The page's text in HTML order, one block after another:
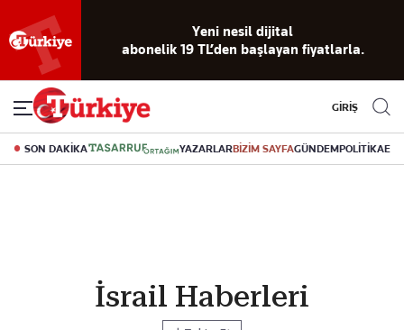
Yeni nesil dijital
abonelik 19 TL’den başlayan fiyatlarla.
GİRİŞ
SON DAKİKA YAZARLARBİZİM SAYFAGÜNDEMPOLİTİKA
İsrail Haberleri